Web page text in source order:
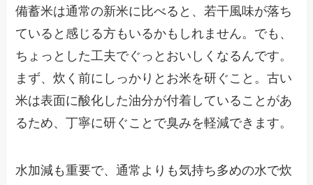
備蓄米は通常の新米に比べると、若干風味が落ち
ていると感じる方もいるかもしれません。でも、
ちょっとした工夫でぐっとおいしくなるんです。
まず、炊く前にしっかりとお米を研ぐこと。古い
米は表面に酸化した油分が付着していることがあ
るため、丁寧に研ぐことで臭みを軽減できます。
水加減も重要で、通常よりも気持ち多めの水で炊